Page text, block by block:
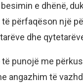
e dhënë,
përfaqëson një
dhe
të punojë me
angazhim të